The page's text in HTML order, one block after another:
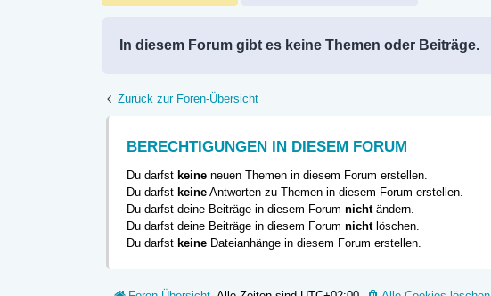
In diesem Forum gibt es keine Themen oder Beiträge.
Zurück zur Foren-Übersicht
BERECHTIGUNGEN IN DIESEM FORUM
Du darfst keine neuen Themen in diesem Forum erstellen.
Du darfst keine Antworten zu Themen in diesem Forum erstellen.
Du darfst deine Beiträge in diesem Forum nichtändern.
Du darfst deine Beiträge in diesem Forum nichtlöschen.
Du darfst keine Dateianhänge in diesem Forum erstellen.